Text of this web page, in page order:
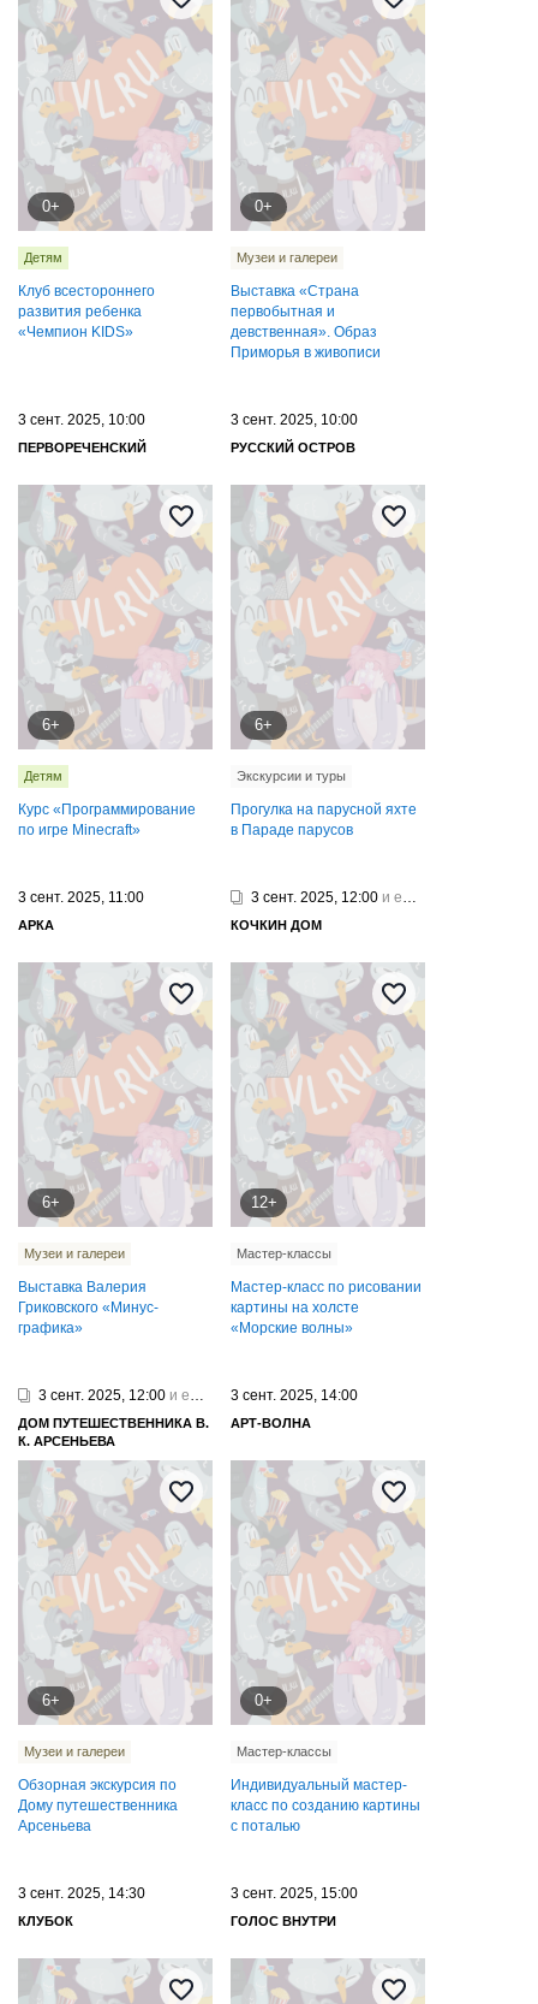
0+
Детям
Клуб всестороннего
развития ребенка
«Чемпион KIDS»
0+
Музеи и галереи
Выставка «Страна
первобытная и
девственная». Образ
Приморья в живописи
3 сент. 2025, 10:00
ПЕРВОРЕЧЕНСКИЙ
6+
Детям
Курс «Программирование
по игре Minecraft»
3 сент. 2025, 10:00
РУССКИЙ ОСТРОВ
6+
Экскурсии и туры
Прогулка на парусной яхте
в Параде парусов
3 сент. 2025, 11:00
АРКА
6+
Музеи и галереи
Выставка Валерия
Гриковского «Минус-
графика»
3 сент. 2025, 12:00 и еще 3
КОЧКИН ДОМ
12+
Мастер-классы
Мастер-класс по рисовании
картины на холсте
«Морские волны»
3 сент. 2025, 12:00 и еще 1
ДОМ ПУТЕШЕСТВЕННИКА В.
К. АРСЕНЬЕВА
6+
Музеи и галереи
Обзорная экскурсия по
Дому путешественника
Арсеньева
3 сент. 2025, 14:00
АРТ-ВОЛНА
0+
Мастер-классы
Индивидуальный мастер-
класс по созданию картины
с поталью
3 сент. 2025, 14:30
КЛУБОК
3 сент. 2025, 15:00
ГОЛОС ВНУТРИ